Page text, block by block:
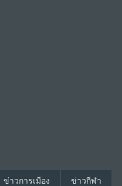
ข่าวการเมือง ข่าวกีฬา